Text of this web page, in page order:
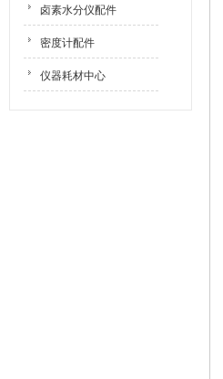
卤素水分仪配件
密度计配件
仪器耗材中心